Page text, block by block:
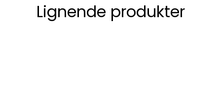
Lignende produkter